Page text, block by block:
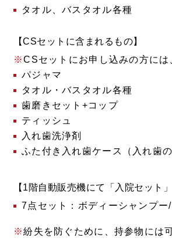
タオル、バスタオル各種
【CSセットに含まれるもの】
CSセットにお申し込みの方には
パジャマ
タオル・バスタオル各種
歯磨きセット+コップ
ティッシュ
入れ歯洗浄剤
ふた付き入れ歯ケース（入れ歯の
【1階自動販売機にて「入院セット
7点セット：ボディーシャンプ
紛失を防ぐために、持参物には